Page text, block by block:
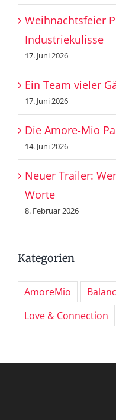
Weihnachtsfeier
Industriekulisse
17. Juni 2026
Ein Team vieler
17. Juni 2026
Die Amore-Mio
14. Juni 2026
Neuer Trailer:
Worte
8. Februar 2026
Kategorien
AmoreMio
Love & Connection